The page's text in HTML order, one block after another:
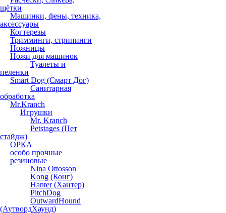
щётки
Машинки, фены, техника,
аксессуары
Когтерезы
Тримминги, стрипинги
Ножницы
Ножи для машинок
Туалеты и
пеленки
Smart Dog (Смарт Дог)
Санитарная
обработка
Mr.Kranch
Игрушки
Mr. Kranch
Petstages (Пет
стайдж)
ОРКА
особо прочные
резиновые
Nina Ottosson
Kong (Конг)
Hanter (Хантер)
PitchDog
OutwardHound
(АутвордХаунд)